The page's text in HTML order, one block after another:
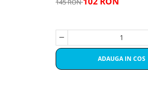
145 RON
ADAUGA IN COS